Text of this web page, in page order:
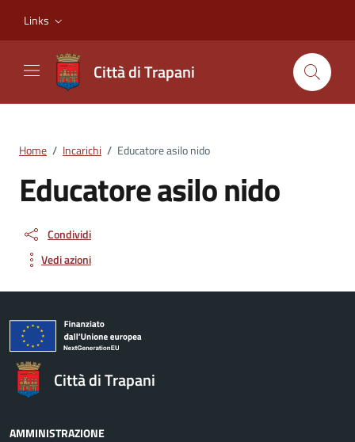
Links
Città di Trapani
Home / Incarichi / Educatore asilo nido
Educatore asilo nido
Condividi
Vedi azioni
Città di Trapani
AMMINISTRAZIONE